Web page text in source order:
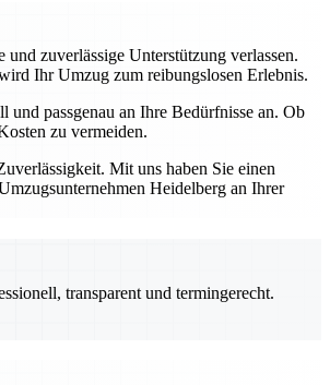
zuverlässige Unterstützung verlassen.
Ihr Umzug zum reibungslosen Erlebnis.
und passgenau an Ihre Bedürfnisse an. Ob
zu vermeiden.
Mit uns haben Sie einen
Heidelberg an Ihrer
transparent und termingerecht.